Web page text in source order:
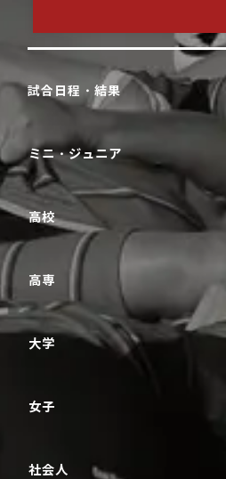
試合日程・結果
ミニ・ジュニア
高校
高専
大学
女子
社会人